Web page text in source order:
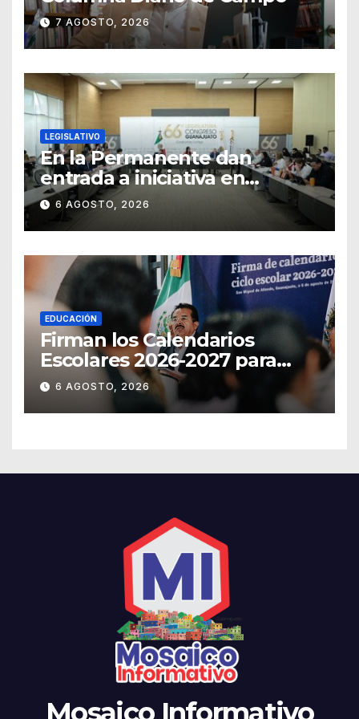
7 AGOSTO, 2026
LEGISLATIVO
En la Permanente dan
entrada a iniciativa en
materia notarial
6 AGOSTO, 2026
EDUCACIÓN
Firman los Calendarios
Escolares 2026-2027 para
Guanajuato
6 AGOSTO, 2026